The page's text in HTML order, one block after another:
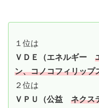
１位は
ＶＤＥ（エネルギー
ン、コノコフィリップ
２位は
ＶＰＵ（公益 ネクス